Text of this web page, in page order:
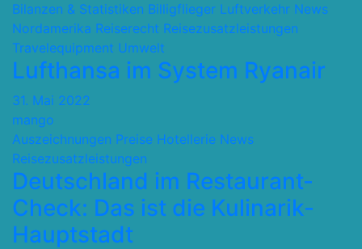
Bilanzen & Statistiken Billigflieger Luftverkehr News
Nordamerika Reiserecht Reisezusatzleistungen
Travelequipment Umwelt
Lufthansa im System Ryanair
31. Mai 2022
mango
Auszeichnungen Preise Hotellerie News
Reisezusatzleistungen
Deutschland im Restaurant-
Check: Das ist die Kulinarik-
Hauptstadt